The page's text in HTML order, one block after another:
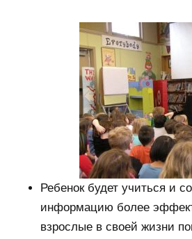
Ребенок будет учиться и
информацию более
взрослые в своей жизни